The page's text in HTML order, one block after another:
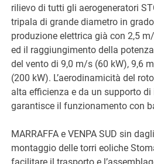
rilievo di tutti gli aerogeneratori
tripala di grande diametro in
produzione elettrica già con 2,5
ed il raggiungimento della
del vento di 9,0 m/s (60 kW), 9,6
(200 kW). L’aerodinamicità del
alta efficienza e da un supporto
garantisce il funzionamento con
MARRAFFA e VENPA SUD sin
montaggio delle torri eoliche